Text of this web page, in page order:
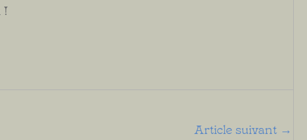
!
Article suivant →